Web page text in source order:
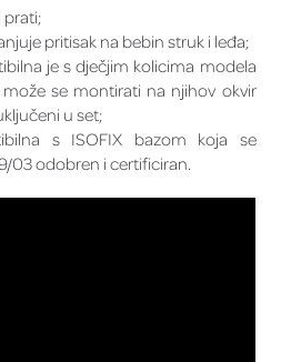
prati;
pritisak na bebin struk i leđa;
je s dječjim kolicima modela
može se montirati na njihov okvir
u set;
s ISOFIX bazom koja se
03 odobren i certificiran.